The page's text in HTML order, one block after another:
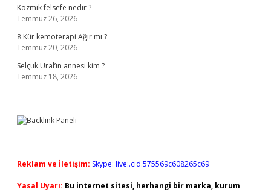
Kozmik felsefe nedir ?
Temmuz 26, 2026
8 Kür kemoterapi Ağır mı ?
Temmuz 20, 2026
Selçuk Ural’ın annesi kim ?
Temmuz 18, 2026
Reklam ve İletişim: Skype: live:.cid.575569c608265c69
Yasal Uyarı: Bu internet sitesi, herhangi bir marka, kurum